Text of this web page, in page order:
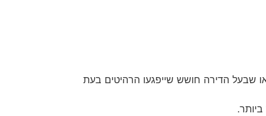
שבעל הדירה חושש שייפגעו הרהיטים בעת